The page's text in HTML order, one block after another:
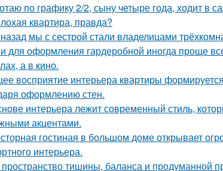
по графику 2/2, сыну четыре года, ходит в
квартира, правда?
мы с сестрой стали владелицами
для оформления гардеробной иногда проще
а в кино.
восприятие интерьера квартиры
оформлению стен.
интерьера лежит современный стиль,
акцентами.
гостиная в большом доме открывает
интерьера.
тишины, баланса и продуманной